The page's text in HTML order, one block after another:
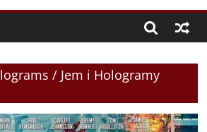
/ Jem i Hologramy